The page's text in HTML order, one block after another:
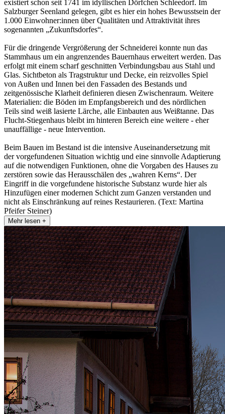
existiert schon seit 1741 im idyllischen Dörfchen Schleedorf. Im
Salzburger Seenland gelegen, gibt es hier ein hohes Bewusstsein der
1.000 Einwohner:innen über Qualitäten und Attraktivität ihres
sogenannten „Zukunftsdorfes“.
Für die dringende Vergrößerung der Schneiderei konnte nun das
Stammhaus um ein angrenzendes Bauernhaus erweitert werden. Das
erfolgt mit einem scharf geschnitten Verbindungsbau aus Stahl und
Glas. Sichtbeton als Tragstruktur und Decke, ein reizvolles Spiel
von Außen und Innen bei den Fassaden des Bestands und
zeitgenössische Klarheit definieren diesen Zwischenraum. Weitere
Materialien: die Böden im Empfangsbereich und des nördlichen
Teils sind weiß lasierte Lärche, alle Einbauten aus Weißtanne. Das
Flucht-Stiegenhaus bleibt im hinteren Bereich eine weitere - eher
unauffällige - neue Intervention.
Beim Bauen im Bestand ist die intensive Auseinandersetzung mit
der vorgefundenen Situation wichtig und eine sinnvolle Adaptierung
auf die notwendigen Funktionen, ohne die Vorgaben des Hauses zu
zerstören sowie das Herausschälen des „wahren Kerns“. Der
Eingriff in die vorgefundene historische Substanz wurde hier als
Hinzufügen einer modernen Schicht zum Ganzen verstanden und
nicht als Einschränkung auf reines Restaurieren. (Text: Martina
Pfeifer Steiner)
Mehr lesen +